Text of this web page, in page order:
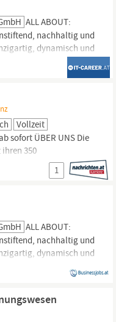
ALL ABOUT:
nachhaltig und
dynamisch und
und Leitstellenlösungen
Industriekunden
Vollzeit
sofort ÜBER UNS Die
350
Wien,
Salzburg,
größten und
Als 100%ige
1
ALL ABOUT:
nachhaltig und
dynamisch und
Leitstellenlösungen
Industriekunden